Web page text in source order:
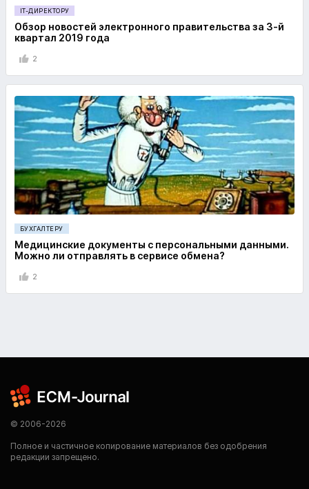
IT-ДИРЕКТОРУ
Обзор новостей электронного правительства за 3-й
квартал 2019 года
2
БУХГАЛТЕРУ
Медицинские документы с персональными данными.
Можно ли отправлять в сервисе обмена?
2
© 2006-2026
Полное и частичное копирование материалов без одобрения
редакции запрещено.